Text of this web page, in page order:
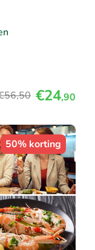
,50 €24,90
50% korting